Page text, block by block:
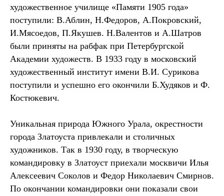
художественное училище «Памяти 1905 года»
поступили: В.Аблин, Н.Федоров, А.Покровский,
И.Мясоедов, П.Якушев. Н.Валентов и А.Шатров
были приняты на рабфак при Петербургской
Академии художеств. В 1933 году в московский
художественный институт имени В.И. Сурикова
поступили и успешно его окончили Б.Худяков и Ф.
Костюкевич.
Уникальная природа Южного Урала, окрестности
города Златоуста привлекали и столичных
художников. Так в 1930 году, в творческую
командировку в Златоуст приехали москвичи Илья
Алексеевич Соколов и Федор Николаевич Смирнов.
По окончании командировки они показали свои